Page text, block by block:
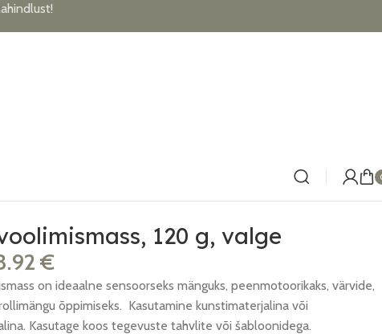
120 g, valge
€
on ideaalne sensoorseks mänguks, peenmotoorikaks, värvide,
õppimiseks. Kasutamine kunstimaterjalina või
Kasutage koos tegevuste tahvlite või šabloonidega.